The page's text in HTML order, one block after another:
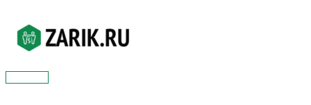
содержимому
Главное